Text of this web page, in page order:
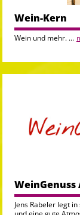
Wein-Kern
Wein und mehr. ...
WeinGenuss
Jens Rabeler legt